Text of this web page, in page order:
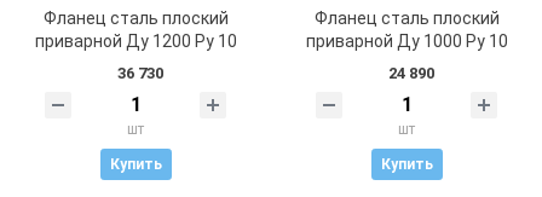
Фланец сталь плоский
приварной Ду 1200 Ру 10
36 730
шт
Купить
Фланец сталь плоский
приварной Ду 1000 Ру 10
24 890
шт
Купить